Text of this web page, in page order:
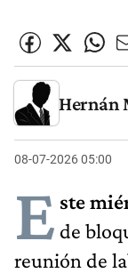
Hernán
08-07-2026 05:00
E ste
de
reunión de